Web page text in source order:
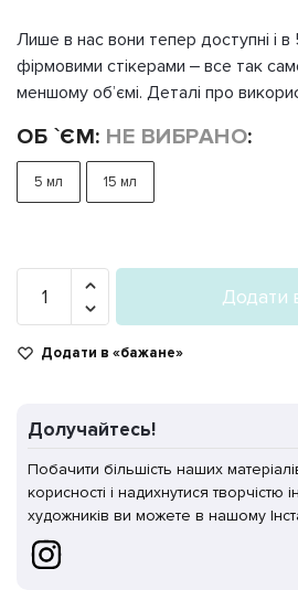
Лише в нас вони тепер доступні і
фірмовими стікерами – все так
меншому обʼємі. Деталі про
ОБ `ЄМ: НЕ ВИБРАНО:
5 мл 15 мл
5/15
Додати
Додати в «бажане»
Долучайтесь!
Побачити більшість наших
корисності і надихнутися творчістю
художників ви можете в нашому